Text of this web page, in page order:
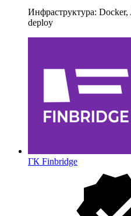
Инфраструктура:
deploy
ГК Finbridge